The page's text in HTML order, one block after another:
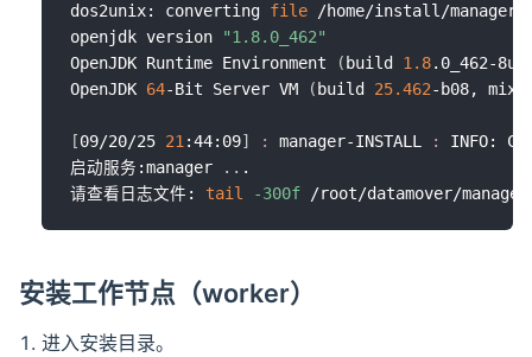
dos2unix: converting file /home/install/
openjdk version
"1.8.0_462"
OpenJDK Runtime Environment
( build 1.8.0_462-
OpenJDK 64-Bit Server VM ( build 25.462-b08,
[09/20/25 21 :44:09] : manager-INSTALL :
INFO:
启动服务:manager
.. .
请查看日志文件: tail -300f
安装工作节点（worker）
进入安装目录。